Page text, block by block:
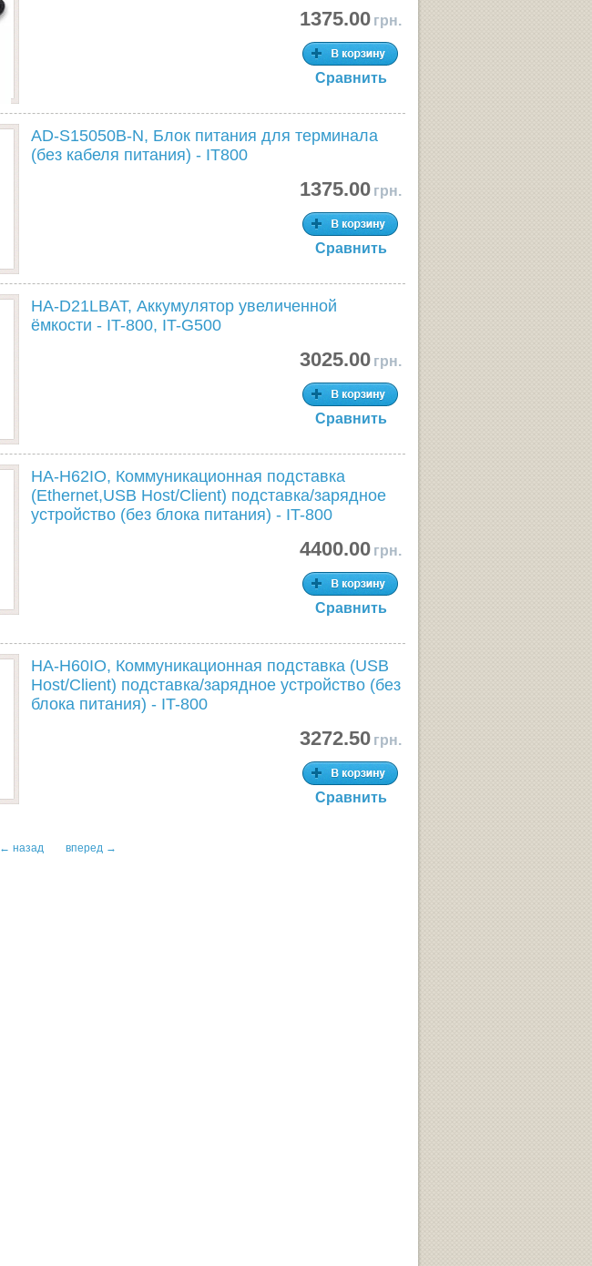
1375.00 грн.
Сравнить
AD-S15050B-N, Блок питания для терминала
(без кабеля питания) - IT800
1375.00 грн.
Сравнить
HA-D21LBAT, Аккумулятор увеличенной
ёмкости - IT-800, IT-G500
3025.00 грн.
Сравнить
HA-H62IO, Коммуникационная подставка
(Ethernet,USB Host/Client) подставка/зарядное
устройство (без блока питания) - IT-800
4400.00 грн.
Сравнить
HA-H60IO, Коммуникационная подставка (USB
Host/Client) подставка/зарядное устройство (без
блока питания) - IT-800
3272.50 грн.
Сравнить
← назад вперед →